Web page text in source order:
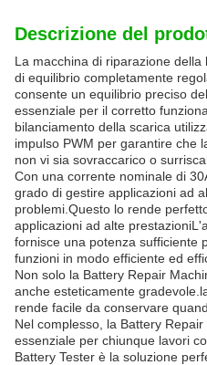
Descrizione del
La macchina di riparazione
di equilibrio completamente
consente un equilibrio preciso
essenziale per il corretto
bilanciamento della scarica
impulso PWM per garantire che
non vi sia sovraccarico o
Con una corrente nominale di
grado di gestire applicazioni ad
problemi.Questo lo rende
applicazioni ad alte
fornisce una potenza sufficiente
funzioni in modo efficiente ed
Non solo la Battery Repair
anche esteticamente
rende facile da conservare
Nel complesso, la Battery
essenziale per chiunque lavori
Battery Tester è la soluzione